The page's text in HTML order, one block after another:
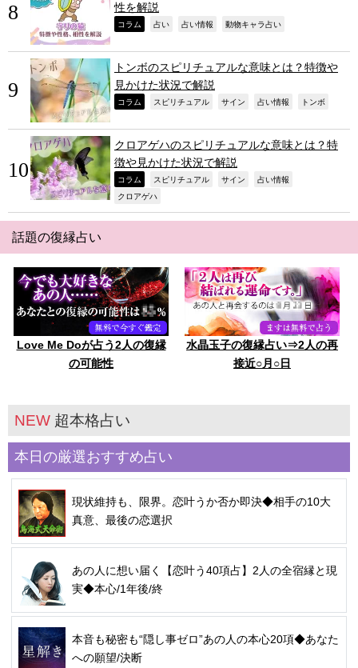
性を解説
コラム 占い 占い情報 動物キャラ占い
トンボのスピリチュアルな意味とは？特徴や
見かけた状況で解説
コラム スピリチュアル サイン 占い情報 トンボ
クロアゲハのスピリチュアルな意味とは？特
徴や見かけた状況で解説
コラム スピリチュアル サイン 占い情報
クロアゲハ
話題の復縁占い
Love Me Doが占う2人の復縁
の可能性
水晶玉子の復縁占い⇒2人の再
接近○月○日
NEW 超本格占い
本日の厳選おすすめ占い
現状維持も、限界。恋叶うか否か即決◆相手の10大
真意、最後の恋選択
あの人に想い届く【恋叶う40項占】2人の全宿縁と現
実◆本心/1年後/終
本音も秘密も“隠し事ゼロ”あの人の本心20項◆あなた
への願望/決断